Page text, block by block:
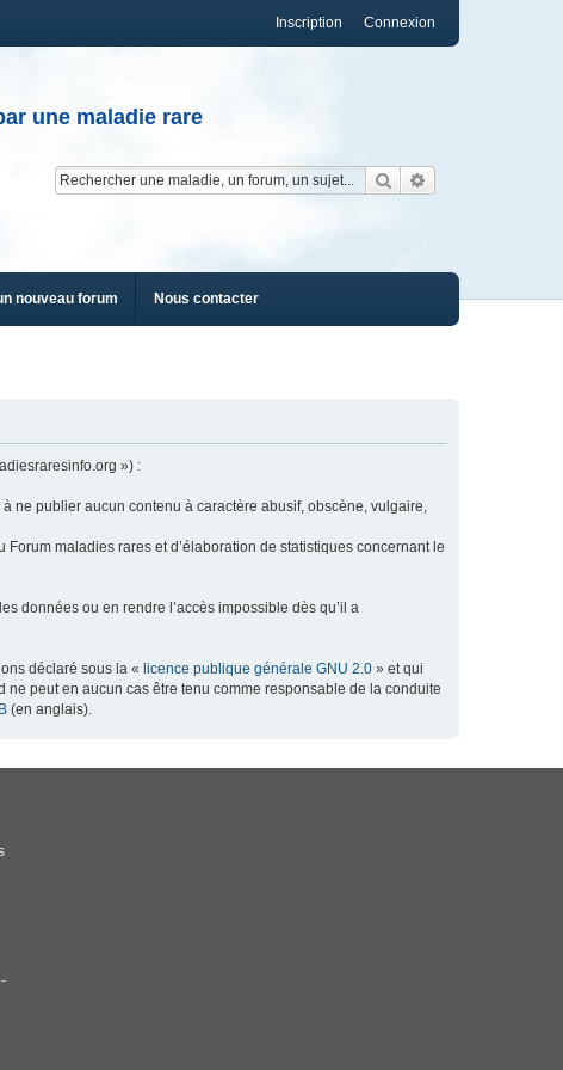
Connexion
Inscription
une maladie rare
Rechercher
nouveau forum Nous contacter
») :
ne publier aucun contenu à caractère abusif, obscène, vulgaire,
maladies rares et d’élaboration de statistiques concernant le
données ou en rendre l’accès impossible dès qu’il a
déclaré sous la « licence publique générale GNU 2.0 » et qui
peut en aucun cas être tenu comme responsable de la conduite
(en anglais).